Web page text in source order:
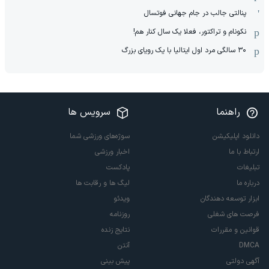
پنالتی جالب در جام جهانی فوتسال
نکونام و تراکتور، فعلا یک سال کنار هم!
۳۰ سالگی مرد اول ایتالیا با یک رویای بزرگ
راهنما
دانلود اپلیکیشن
ارتباط با ما
تبلیغات
درباره ما
ابزار توسعه دهندگان
فرصت های شغلی
قوانین و مقررات
DMCA
آگهی دولتی
سرویس ها
سوژه‌های ورزشی شما
اخبار ورزشی
پادکست
لیگ ها و رقابت ها
ویدئو
روزنامه
نتایج زنده
آنتن
پیش بینی